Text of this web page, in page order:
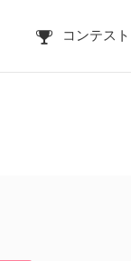
コンテスト